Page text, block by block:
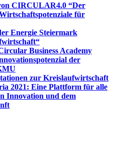
CIRCULAR4.0 “Der
für
Energie Steiermark
Business Academy
der
zur Kreislaufwirtschaft
2021: Eine Plattform für alle
Innovation und dem